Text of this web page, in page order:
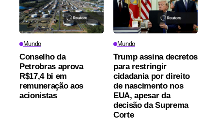
Mundo
Conselho da
Petrobras aprova
R$17,4 bi em
remuneração aos
acionistas
Mundo
Trump assina decretos
para restringir
cidadania por direito
de nascimento nos
EUA, apesar da
decisão da Suprema
Corte